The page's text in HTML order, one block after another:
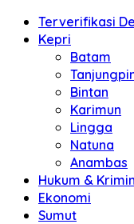
Terverifikasi
Kepri
Batam
Bintan
Karimun
Lingga
Natuna
Anambas
Hukum &
Ekonomi
Sumut